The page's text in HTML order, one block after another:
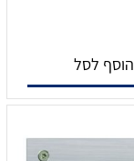
הוסף לסל